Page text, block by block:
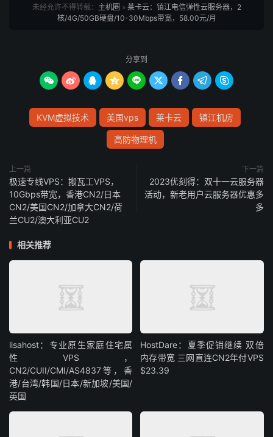
未经允许不得转载： 主机圈 » 莱卡云：镇江电信弹性云服务器，2
核/4G/50GB硬盘/10-30Mbps带宽，58.00元/月
分享到
        
KVM虚拟技术 美国vps 莱卡云 镇江机房
高防物理机
上一篇
极速专线VPS：搬瓦工VPS，
10Gbps带宽，香港CN2/日本
CN2/美国CN2/加拿大CN2/荷
兰CU2/澳大利亚CU2
下一篇
2023优刻得：双十一云服务器
活动，新老用户云服务器优惠多
多
相关推荐
lisahost：专业原生家庭住宅属
性VPS，
CN2/CUII/CMI/AS4837等，香
港/台湾/韩国/日本/新加坡/美国/
英国
HostDare：夏季促销继续 双倍
内存带宽 三网直连CN2年付VPS
$23.39